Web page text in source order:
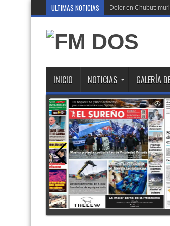
ULTIMAS NOTICIAS Dolor en Chubut:
INICIO NOTICIAS GALERÍA